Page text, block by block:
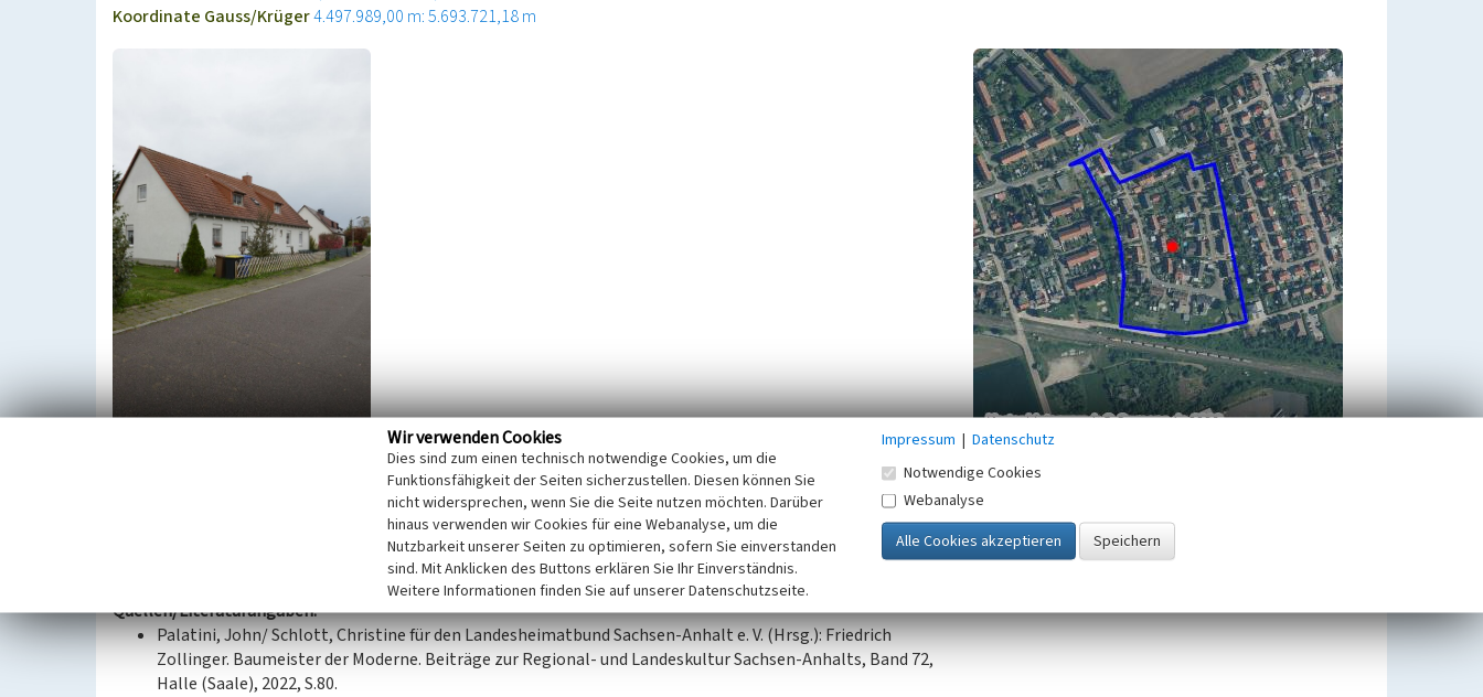
Koordinate Gauss/Krüger4.497.989,00 m: 5.693.721,18 m
Siedlungsanlage; errichtet in den 1930er-Jahren; markant geschwungene Straßenführung, das
Erscheinungsbild der Häuser weitgehend unverändert.
Quellen/Literaturangaben:
Palatini, John/ Schlott, Christine für den Landesheimatbund Sachsen-Anhalt e. V. (Hrsg.): Friedrich
Zollinger. Baumeister der Moderne. Beiträge zur Regional- und Landeskultur Sachsen-Anhalts, Band 72,
Halle (Saale), 2022, S.80.
Wir verwenden Cookies
Dies sind zum einen technisch notwendige Cookies, um die
Funktionsfähigkeit der Seiten sicherzustellen. Diesen können Sie
nicht widersprechen, wenn Sie die Seite nutzen möchten. Darüber
hinaus verwenden wir Cookies für eine Webanalyse, um die
Nutzbarkeit unserer Seiten zu optimieren, sofern Sie einverstanden
sind. Mit Anklicken des Buttons erklären Sie Ihr Einverständnis.
Weitere Informationen finden Sie auf unserer Datenschutzseite.
Impressum | Datenschutz
Notwendige Cookies
Webanalyse